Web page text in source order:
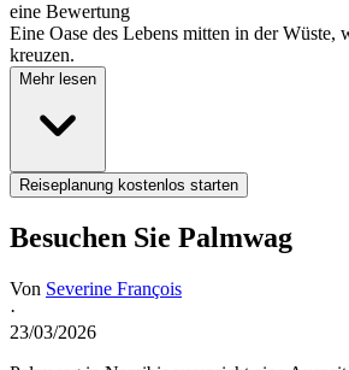
eine Bewertung
Eine Oase des Lebens mitten in der Wüste,
kreuzen.
Mehr lesen
Reiseplanung kostenlos starten
Besuchen Sie Palmwag
Von Severine François
·
23/03/2026